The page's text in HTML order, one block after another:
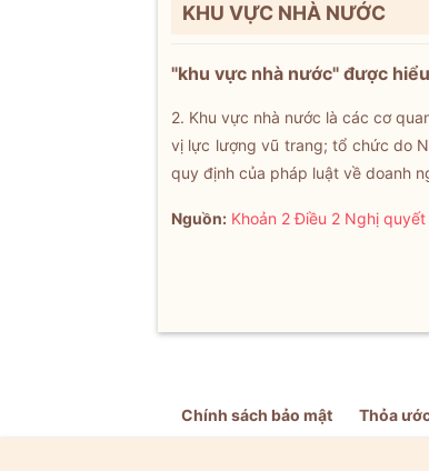
KHU VỰC NHÀ NƯỚC
"khu vực nhà nước" được
2. Khu vực nhà nước là các cơ
vị lực lượng vũ trang; tổ chức do
quy định của pháp luật về doanh
Nguồn: Khoản 2 Điều 2 Nghị
Chính sách bảo mật Thỏa